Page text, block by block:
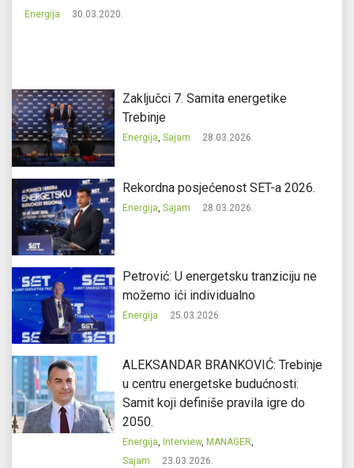
Energija 30.03.2020.
Zaključci 7. Samita energetike
Trebinje
Energija, Sajam 28.03.2026.
Rekordna posjećenost SET-a 2026.
Energija Sajam 28.03.2026.
Petrović: U energetsku tranziciju ne
možemo ići individualno
Energija 25.03.2026.
ALEKSANDAR BRANKOVIĆ: Trebinje
u centru energetske budućnosti:
Samit koji definiše pravila igre do
2050.
Energija, Interview, MANAGER,
Sajam
23.03.2026.